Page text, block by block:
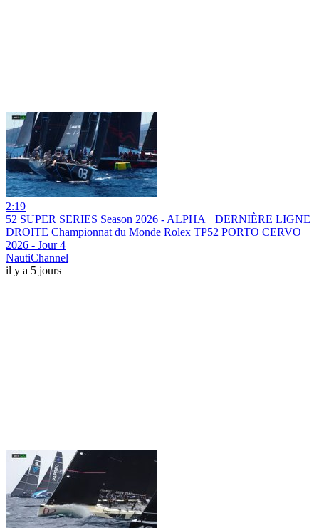
2:19
52 SUPER SERIES Season 2026 - ALPHA+ DERNIÈRE LIGNE
DROITE Championnat du Monde Rolex TP52 PORTO CERVO
2026 - Jour 4
NautiChannel
il y a 5 jours